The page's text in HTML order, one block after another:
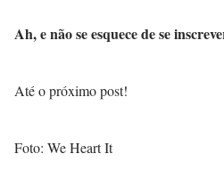
Ah, e não se esquece de se
Até o próximo post!
Foto: We Heart It